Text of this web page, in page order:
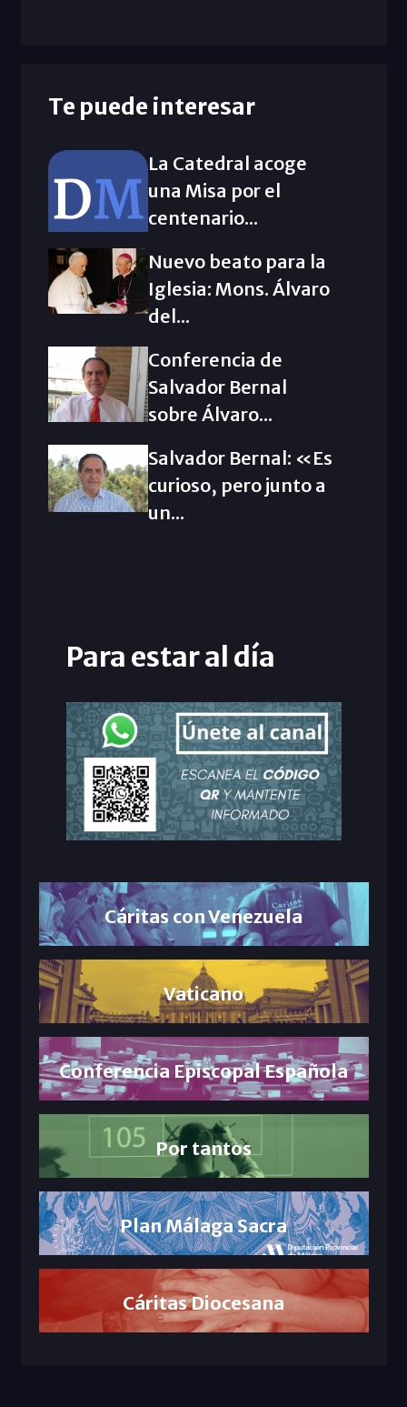
Te puede interesar
La Catedral acoge
una Misa por el
centenario...
Nuevo beato para la
Iglesia: Mons. Álvaro
del...
Conferencia de
Salvador Bernal
sobre Álvaro...
Salvador Bernal: «Es
curioso, pero junto a
un...
Para estar al día
Cáritas con Venezuela
Vaticano
Conferencia Episcopal Española
Por tantos
Plan Málaga Sacra
Cáritas Diocesana